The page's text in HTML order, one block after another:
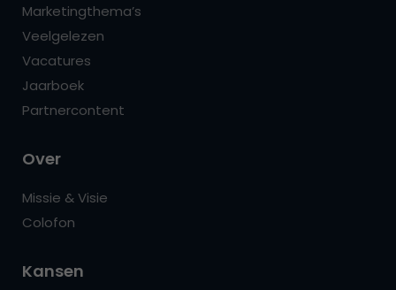
Marketingthema’s
Veelgelezen
Vacatures
Jaarboek
Partnercontent
Over
Missie & Visie
Colofon
Kansen